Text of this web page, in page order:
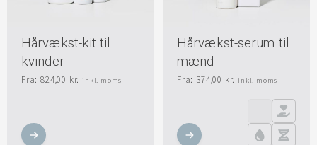
Hårvækst-kit til
kvinder
Fra:824,00 kr. inkl. moms
Hårvækst-serum til
mænd
Fra: 374,00 kr. inkl. moms